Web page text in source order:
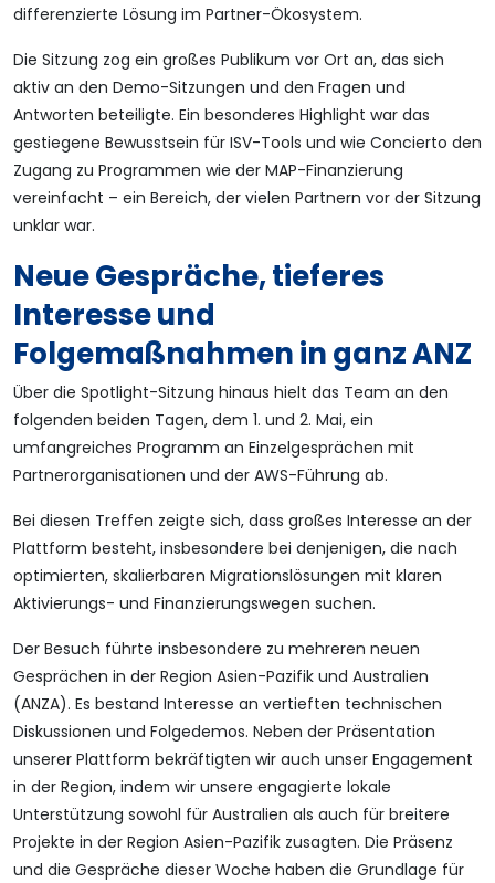
differenzierte Lösung im Partner-Ökosystem.
Die Sitzung zog ein großes Publikum vor Ort an, das sich
aktiv an den Demo-Sitzungen und den Fragen und
Antworten beteiligte. Ein besonderes Highlight war das
gestiegene Bewusstsein für ISV-Tools und wie Concierto den
Zugang zu Programmen wie der MAP-Finanzierung
vereinfacht – ein Bereich, der vielen Partnern vor der Sitzung
unklar war.
Neue Gespräche, tieferes
Interesse und
Folgemaßnahmen in ganz ANZ
Über die Spotlight-Sitzung hinaus hielt das Team an den
folgenden beiden Tagen, dem 1. und 2. Mai, ein
umfangreiches Programm an Einzelgesprächen mit
Partnerorganisationen und der AWS-Führung ab.
Bei diesen Treffen zeigte sich, dass großes Interesse an der
Plattform besteht, insbesondere bei denjenigen, die nach
optimierten, skalierbaren Migrationslösungen mit klaren
Aktivierungs- und Finanzierungswegen suchen.
Der Besuch führte insbesondere zu mehreren neuen
Gesprächen in der Region Asien-Pazifik und Australien
(ANZA). Es bestand Interesse an vertieften technischen
Diskussionen und Folgedemos. Neben der Präsentation
unserer Plattform bekräftigten wir auch unser Engagement
in der Region, indem wir unsere engagierte lokale
Unterstützung sowohl für Australien als auch für breitere
Projekte in der Region Asien-Pazifik zusagten. Die Präsenz
und die Gespräche dieser Woche haben die Grundlage für